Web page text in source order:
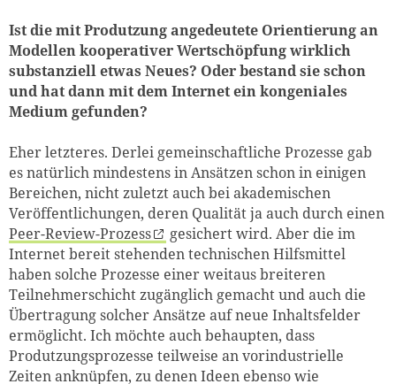
Ist die mit Produtzung angedeutete Orientierung an
Modellen kooperativer Wertschöpfung wirklich
substanziell etwas Neues? Oder bestand sie schon
und hat dann mit dem Internet ein kongeniales
Medium gefunden?
Eher letzteres. Derlei gemeinschaftliche Prozesse gab
es natürlich mindestens in Ansätzen schon in einigen
Bereichen, nicht zuletzt auch bei akademischen
Veröffentlichungen, deren Qualität ja auch durch einen
Peer-Review-Prozess
gesichert wird. Aber die im
Internet bereit stehenden technischen Hilfsmittel
haben solche Prozesse einer weitaus breiteren
Teilnehmerschicht zugänglich gemacht und auch die
Übertragung solcher Ansätze auf neue Inhaltsfelder
ermöglicht. Ich möchte auch behaupten, dass
Produtzungsprozesse teilweise an vorindustrielle
Zeiten anknüpfen, zu denen Ideen ebenso wie